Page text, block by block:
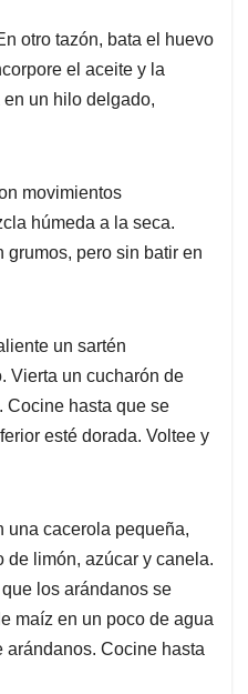
otro tazón, bata el huevo
el aceite y la
un hilo delgado,
movimientos
húmeda a la seca.
grumos, pero sin batir en
un sartén
Vierta un cucharón de
Cocine hasta que se
esté dorada. Voltee y
una cacerola pequeña,
limón, azúcar y canela.
los arándanos se
maíz en un poco de agua
arándanos. Cocine hasta